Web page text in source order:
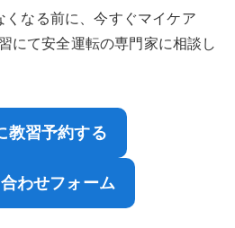
なる前に、今すぐマイケア
にて安全運転の専門家に相談し
教習予約する
わせフォーム